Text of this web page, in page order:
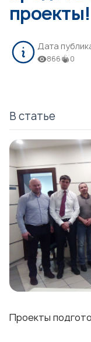
проекты!
Дата
866 0
В статье
Проекты